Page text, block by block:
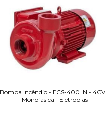
Bomba Incêndio - ECS-400 IN - 4CV
- Monofásica - Eletroplas